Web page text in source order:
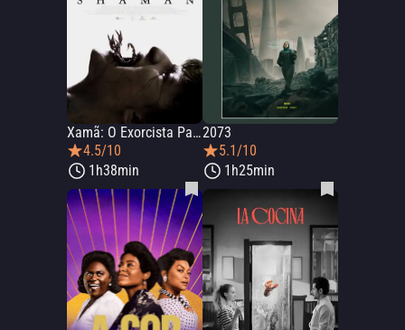
Xamã: O Exorcista Pagão
4.5/10
1h38min
2073
5.1/10
1h25min